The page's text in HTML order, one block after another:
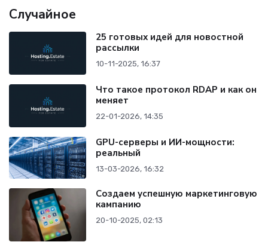
Случайное
25 готовых идей для новостной
рассылки
10-11-2025, 16:37
Что такое протокол RDAP и как он
меняет
22-01-2026, 14:35
GPU-серверы и ИИ-мощности:
реальный
13-03-2026, 16:32
Создаем успешную маркетинговую
кампанию
20-10-2025, 02:13